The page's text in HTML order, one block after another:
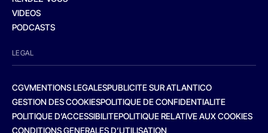
VIDEOS
PODCASTS
LEGAL
CGVMENTIONS LEGALESPUBLICITE SUR ATLANTICO
GESTION DES COOKIESPOLITIQUE DE CONFIDENTIALITE
POLITIQUE D’ACCESSIBILITEPOLITIQUE RELATIVE AUX COOKIES
CONDITIONS GENERALES D’UTILISATION